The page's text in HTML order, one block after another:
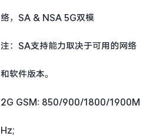
络，SA & NSA 5G双模
注：SA支持能力取决于可用的网络
和软件版本。
2G GSM: 850/900/1800/1900M
Hz;